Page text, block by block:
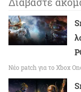
Νέο patch για το Xbox